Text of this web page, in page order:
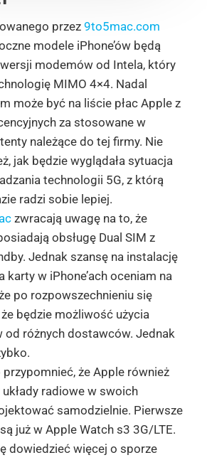
przez 9to5mac.com
modele iPhone’ów będą
modemów od Intela, który
MIMO 4×4. Nadal
może być na liście płac Apple z
za stosowane w
należące do tej firmy. Nie
jak będzie wyglądała sytuacja
technologii 5G, z którą
radzi sobie lepiej.
zwracają uwagę na to, że
obsługę Dual SIM z
Jednak szansę na instalację
w iPhone’ach oceniam na
po rozpowszechnieniu się
będzie możliwość użycia
od różnych dostawców. Jednak
że Apple również
radiowe w swoich
samodzielnie. Pierwsze
już w Apple Watch s3 3G/LTE.
dowiedzieć więcej o sporze